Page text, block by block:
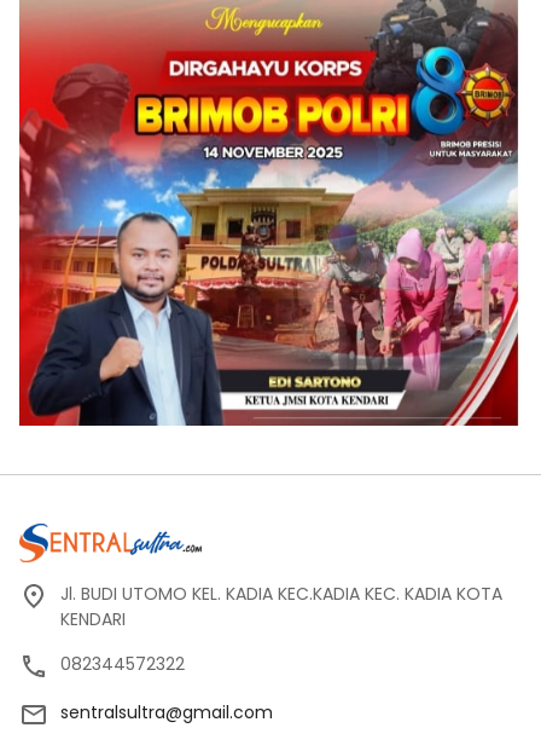
Jl. BUDI UTOMO KEL. KADIA KEC.KADIA KEC. KADIA KOTA
KENDARI
082344572322
sentralsultra@gmail.com